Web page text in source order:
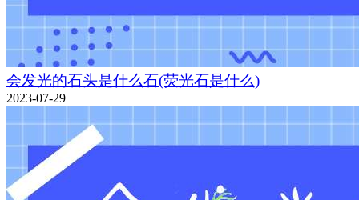
会发光的石头是什么石(荧光石是什么)
2023-07-29